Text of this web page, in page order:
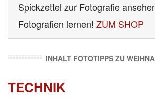
Spickzettel zur Fotografie
Fotografien lernen! ZUM SHOP
INHALT FOTOTIPPS ZU
TECHNIK